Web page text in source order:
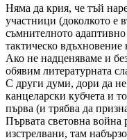
Няма да крия, че тъй
участници (доколкото е
съмнителното
тактическо
Ако не надценяваме и
обявим литературната
С други думи, дори да
канцеларски кубчета и
първа (и трябва да
Първата световна война
изстрелвани, там